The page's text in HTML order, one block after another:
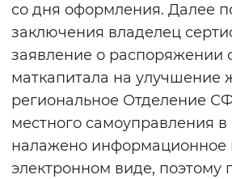
Вернуть
со дня оформления. Далее
заключения владелец
заявление о распоряжении
маткапитала на улучшение
региональное Отделение
местного самоуправления
налажено информационное
электронном виде, поэтому